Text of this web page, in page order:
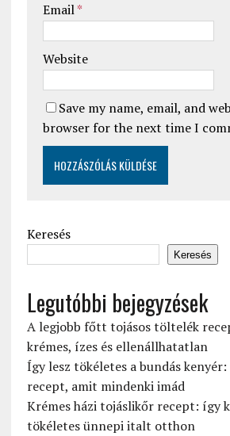
Email*
Website
Save my name, email, and
browser for the next time I
Keresés
Keresés
Legutóbbi bejegyzések
A legjobb főtt tojásos töltelék
krémes, ízes és ellenállhatatlan
Így lesz tökéletes a bundás kenyér:
recept, amit mindenki imád
Krémes házi tojáslikőr recept: így
tökéletes ünnepi italt otthon